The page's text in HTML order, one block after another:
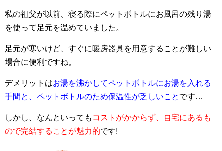
私の祖父が以前、寝る際にペットボトルにお風呂の残り湯
を使って足元を温めていました。
足元が寒いけど、すぐに暖房器具を用意することが難しい
場合に便利ですね。
デメリットはお湯を沸かしてペットボトルにお湯を入れる
手間と、ペットボトルのため保温性が乏しいこと です…
しかし、なんといっても コストがかからず、自宅にあるも
ので完結することが魅力的です!